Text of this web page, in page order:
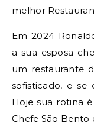
melhor
Em 2024
a sua esposa
um restaurante
sofisticado, e se
Hoje sua rotina
Chefe São Bento